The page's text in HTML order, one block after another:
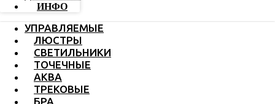
ИНФО
УПРАВЛЯЕМЫЕ
ЛЮСТРЫ
СВЕТИЛЬНИКИ
ТОЧЕЧНЫЕ
АКВА
ТРЕКОВЫЕ
БРА